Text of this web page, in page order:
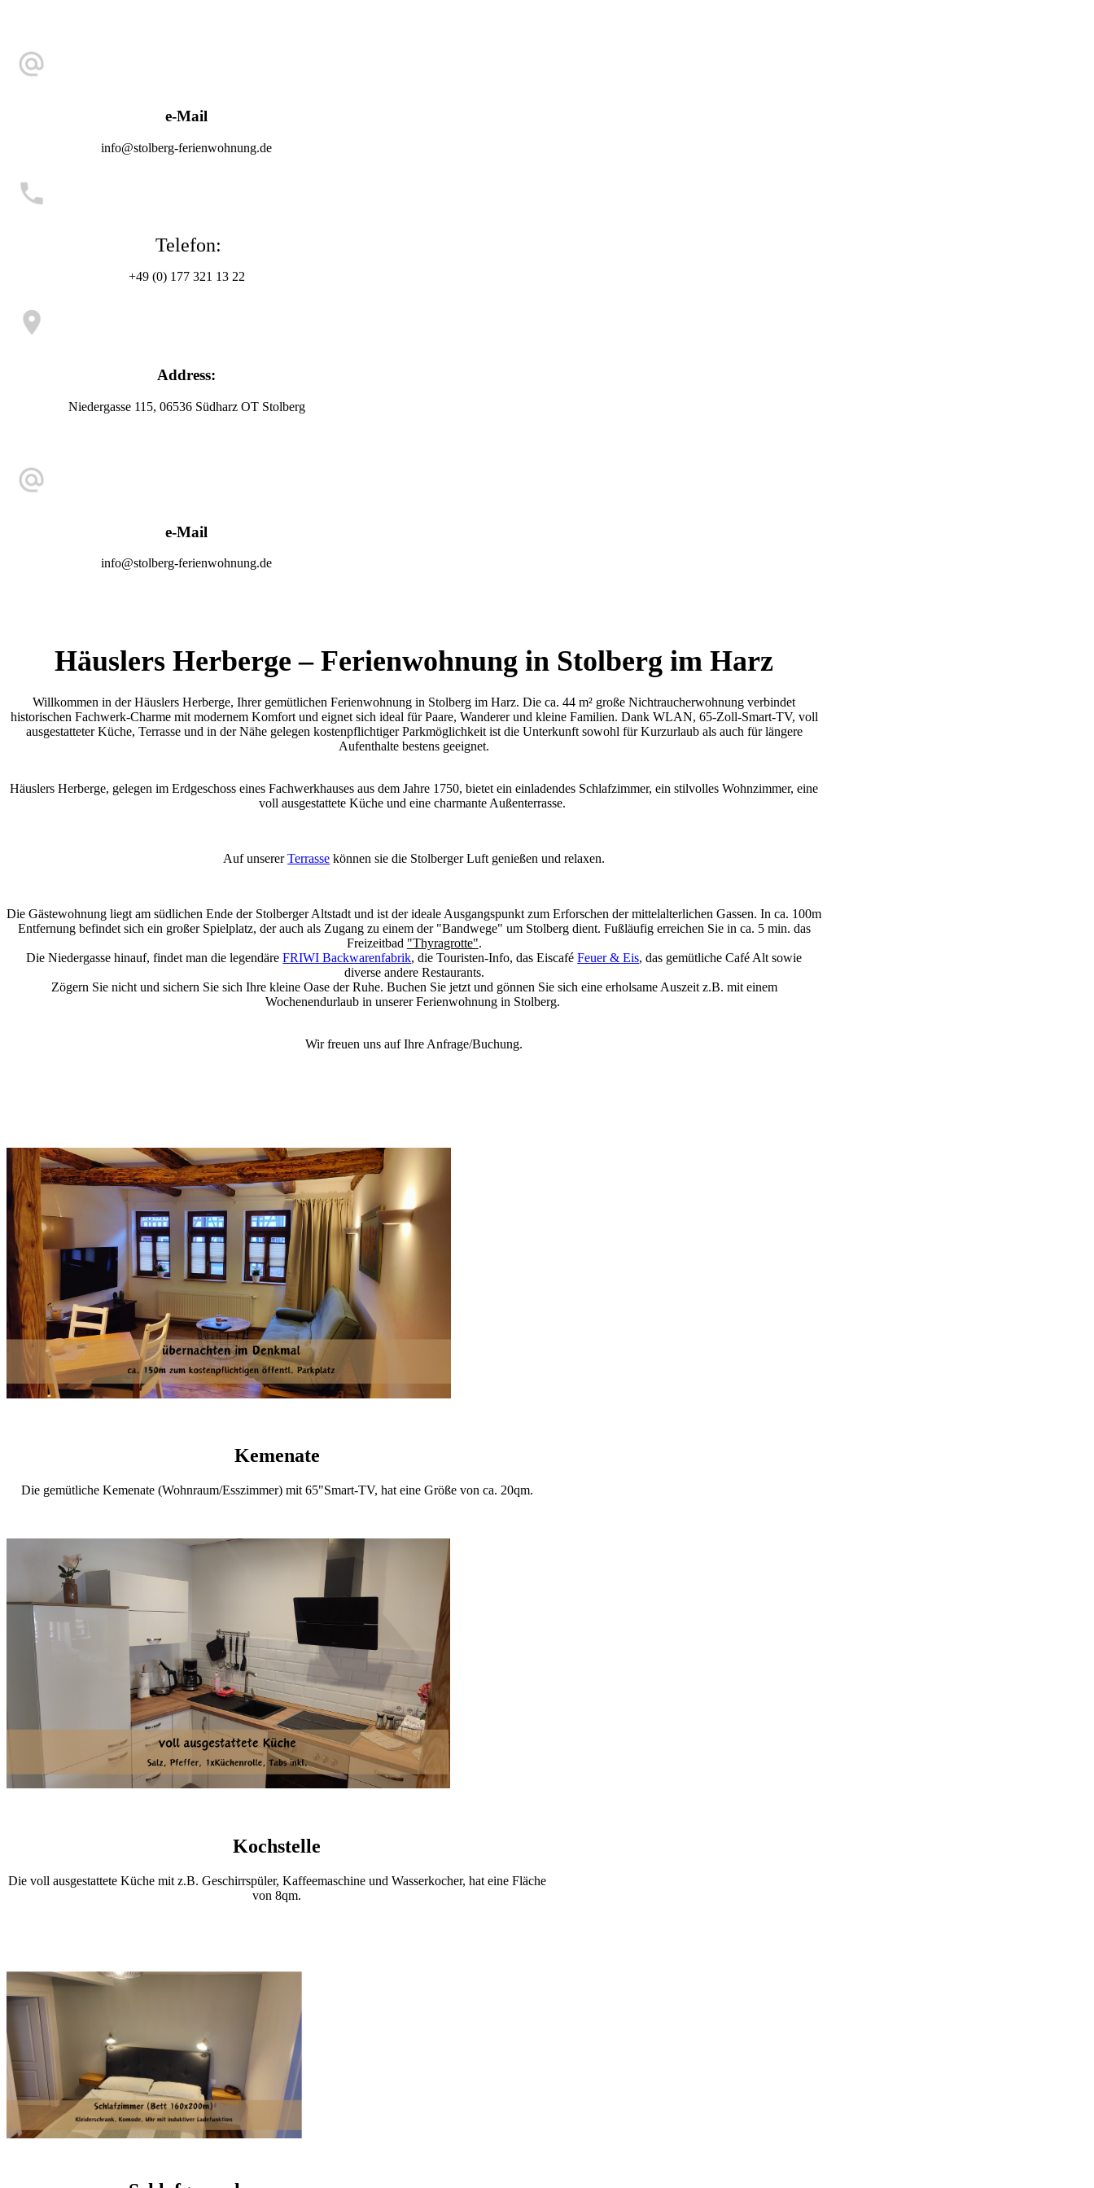
e-Mail
info@stolberg-ferienwohnung.de
Telefon:
+49 (0) 177 321 13 22
Address:
Niedergasse 115, 06536 Südharz OT Stolberg
e-Mail
info@stolberg-ferienwohnung.de
Häuslers Herberge – Ferienwohnung in Stolberg im Harz
Willkommen in der Häuslers Herberge, Ihrer gemütlichen Ferienwohnung in Stolberg im Harz. Die ca. 44 m² große Nichtraucherwohnung verbindet
historischen Fachwerk-Charme mit modernem Komfort und eignet sich ideal für Paare, Wanderer und kleine Familien. Dank WLAN, 65-Zoll-Smart-TV, voll
ausgestatteter Küche, Terrasse und in der Nähe gelegen kostenpflichtiger Parkmöglichkeit ist die Unterkunft sowohl für Kurzurlaub als auch für längere
Aufenthalte bestens geeignet.
Häuslers Herberge, gelegen im Erdgeschoss eines Fachwerkhauses aus dem Jahre 1750, bietet ein einladendes Schlafzimmer, ein stilvolles Wohnzimmer, eine
voll ausgestattete Küche und eine charmante Außenterrasse.
Auf unsererTerrasse können sie die Stolberger Luft genießen und relaxen.
Die Gästewohnung liegt am südlichen Ende der Stolberger Altstadt und ist der ideale Ausgangspunkt zum Erforschen der mittelalterlichen Gassen. In ca. 100m
Entfernung befindet sich ein großer Spielplatz, der auch als Zugang zu einem der "Bandwege" um Stolberg dient. Fußläufig erreichen Sie in ca. 5 min. das
Freizeitbad "Thyragrotte".
Die Niedergasse hinauf, findet man die legendäreFRIWI Backwarenfabrik, die Touristen-Info, das EiscaféFeuer & Eis, das gemütliche Café Alt sowie
diverse andere Restaurants.
Zögern Sie nicht und sichern Sie sich Ihre kleine Oase der Ruhe. Buchen Sie jetzt und gönnen Sie sich eine erholsame Auszeit z.B. mit einem
Wochenendurlaub in unserer Ferienwohnung in Stolberg.
Wir freuen uns auf Ihre Anfrage/Buchung.
Kemenate
Die gemütliche Kemenate (Wohnraum/Esszimmer) mit 65"Smart-TV, hat eine Größe von ca. 20qm.
Kochstelle
Die voll ausgestattete Küche mit z.B. Geschirrspüler, Kaffeemaschine und Wasserkocher, hat eine Fläche
von 8qm.